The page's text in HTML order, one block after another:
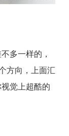
多一样的，
方向，上面汇
觉上超酷的